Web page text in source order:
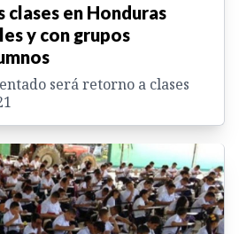
clases en Honduras
y con grupos
será retorno a clases